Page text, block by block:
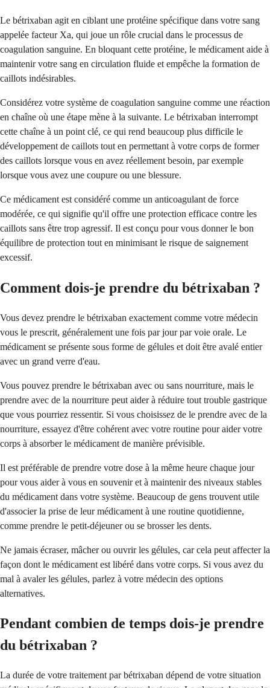
Le bétrixaban agit en ciblant une protéine spécifique dans votre sang
appelée facteur Xa, qui joue un rôle crucial dans le processus de
coagulation sanguine. En bloquant cette protéine, le médicament aide à
maintenir votre sang en circulation fluide et empêche la formation de
caillots indésirables.
Considérez votre système de coagulation sanguine comme une réaction
en chaîne où une étape mène à la suivante. Le bétrixaban interrompt
cette chaîne à un point clé, ce qui rend beaucoup plus difficile le
développement de caillots tout en permettant à votre corps de former
des caillots lorsque vous en avez réellement besoin, par exemple
lorsque vous avez une coupure ou une blessure.
Ce médicament est considéré comme un anticoagulant de force
modérée, ce qui signifie qu'il offre une protection efficace contre les
caillots sans être trop agressif. Il est conçu pour vous donner le bon
équilibre de protection tout en minimisant le risque de saignement
excessif.
Comment dois-je prendre du bétrixaban ?
Vous devez prendre le bétrixaban exactement comme votre médecin
vous le prescrit, généralement une fois par jour par voie orale. Le
médicament se présente sous forme de gélules et doit être avalé entier
avec un grand verre d'eau.
Vous pouvez prendre le bétrixaban avec ou sans nourriture, mais le
prendre avec de la nourriture peut aider à réduire tout trouble gastrique
que vous pourriez ressentir. Si vous choisissez de le prendre avec de la
nourriture, essayez d'être cohérent avec votre routine pour aider votre
corps à absorber le médicament de manière prévisible.
Il est préférable de prendre votre dose à la même heure chaque jour
pour vous aider à vous en souvenir et à maintenir des niveaux stables
du médicament dans votre système. Beaucoup de gens trouvent utile
d'associer la prise de leur médicament à une routine quotidienne,
comme prendre le petit-déjeuner ou se brosser les dents.
Ne jamais écraser, mâcher ou ouvrir les gélules, car cela peut affecter la
façon dont le médicament est libéré dans votre corps. Si vous avez du
mal à avaler les gélules, parlez à votre médecin des options
alternatives.
Pendant combien de temps dois-je prendre
du bétrixaban ?
La durée de votre traitement par bétrixaban dépend de votre situation